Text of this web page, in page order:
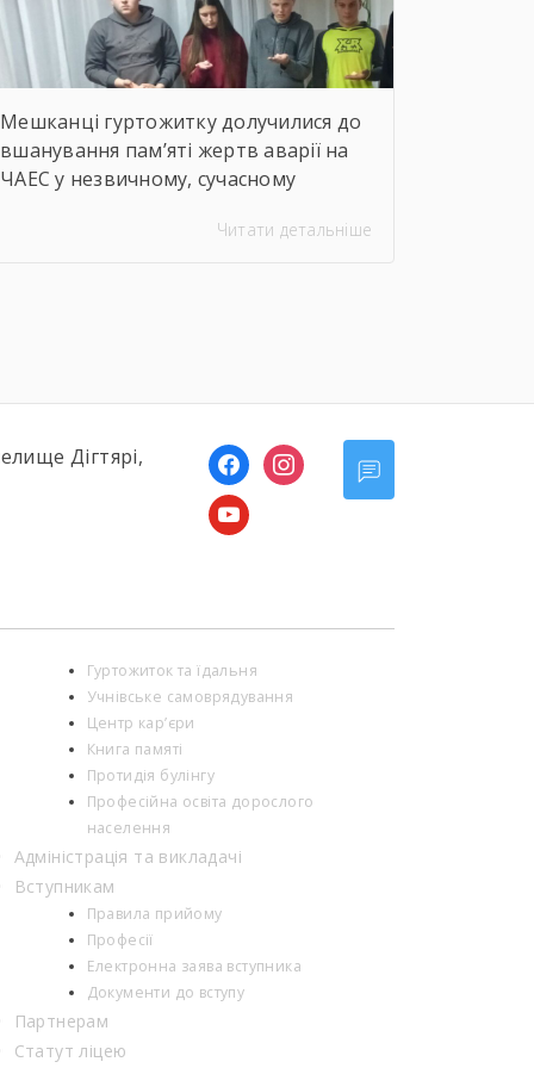
Мешканці гуртожитку долучилися до
вшанування пам’яті жертв аварії на
ЧАЕС у незвичному, сучасному
ДЕМЧЕНКО та Віталій ШОСТАК
tour/ студенти були ознайомлені з
1986 року, дізналися про героїзм
перших пожежників та масштабні
наслідки катастрофи для екології
Читати детальніше
Дігтярі,
facebookinstagram
youtube
Гуртожиток та їдальня
Учнівське самоврядування
Центр кар’єри
Книга памяті
Протидія булінгу
Професійна освіта дорослого
населення
Адміністрація та викладачі
Вступникам
Правила прийому
Професії
Електронна заява вступника
Документи до вступу
Партнерам
Статут ліцею